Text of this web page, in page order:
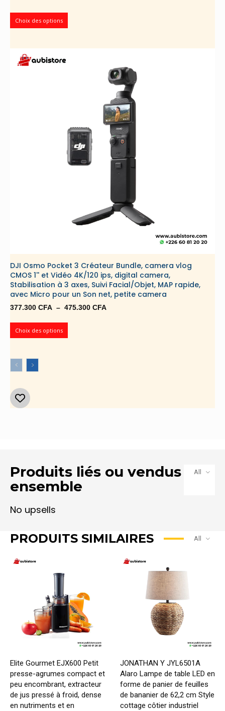
initial
Choix des options
DJI Osmo Pocket 3 Créateur Bundle, camera vlog
CMOS 1'' et Vidéo 4K/120 ips, digital camera,
Stabilisation à 3 axes, Suivi Facial/Objet, MAP rapide,
avec Micro pour un Son net, petite camera
377.300 CFA – 475.300 CFA
Choix des options
Produits liés ou vendus
ensemble
All
PRODUITS SIMILAIRES All
Elite Gourmet EJX600 Petit
presse-agrumes compact et
peu encombrant, extracteur
de jus pressé à froid, dense
en nutriments et en
JONATHAN Y JYL6501A
Alaro Lampe de table LED en
forme de panier de feuilles
de bananier de 62,2 cm Style
cottage côtier industriel